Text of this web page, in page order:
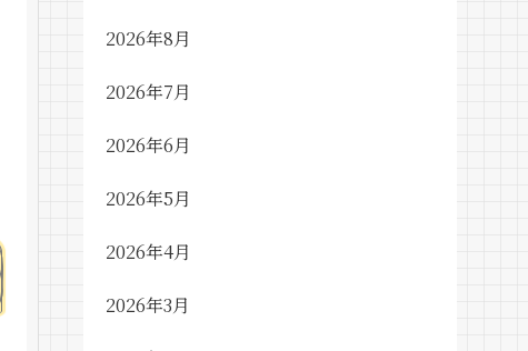
2026年8月
2026年7月
2026年6月
2026年5月
2026年4月
2026年3月